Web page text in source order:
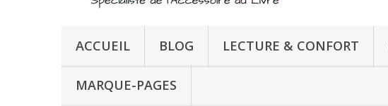
ACCUEIL BLOG LECTURE & CONFORT
MARQUE-PAGES